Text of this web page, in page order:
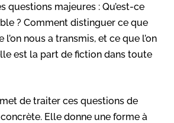
questions majeures : Qu’est-ce
? Comment distinguer ce que
l’on nous a transmis, et ce que l’on
est la part de fiction dans toute
de traiter ces questions de
Elle donne une forme à